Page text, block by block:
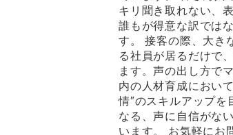
キリ聞き取れない、
誰もが得意な訳では
す。 接客の際、大き
る社員が居るだけで
ます。声の出し方で
内の人材育成におい
情″のスキルアップを
なる、声に自信がな
います。 お気軽にお